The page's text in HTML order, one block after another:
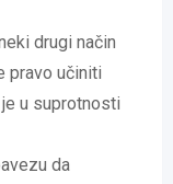
drugi način
pravo učiniti
u suprotnosti
da